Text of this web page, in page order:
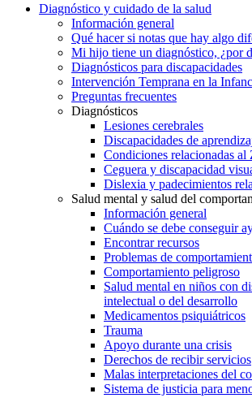
Diagnóstico y cuidado de la salud
Información general
Qué hacer si notas que hay algo
Mi hijo tiene un diagnóstico, ¿por
Diagnósticos para discapacidades
Intervención Temprana en la
Preguntas frecuentes
Diagnósticos
Lesiones cerebrales
Discapacidades de
Condiciones relacionadas al
Ceguera y discapacidad
Dislexia y padecimientos
Salud mental y salud del
Información general
Cuándo se debe conseguir
Encontrar recursos
Problemas de
Comportamiento peligroso
Salud mental en niños con
intelectual o del desarrollo
Medicamentos psiquiátricos
Trauma
Apoyo durante una crisis
Derechos de recibir servicios
Malas interpretaciones del
Sistema de justicia para